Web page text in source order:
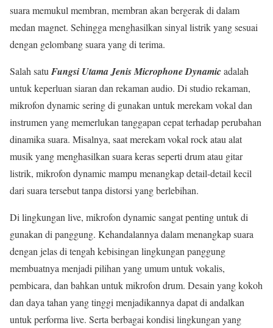
suara memukul membran, membran akan bergerak di dalam
medan magnet. Sehingga menghasilkan sinyal listrik yang sesuai
dengan gelombang suara yang di terima.
Salah satu Fungsi Utama Jenis Microphone Dynamicadalah
untuk keperluan siaran dan rekaman audio. Di studio rekaman,
mikrofon dynamic sering di gunakan untuk merekam vokal dan
instrumen yang memerlukan tanggapan cepat terhadap perubahan
dinamika suara. Misalnya, saat merekam vokal rock atau alat
musik yang menghasilkan suara keras seperti drum atau gitar
listrik, mikrofon dynamic mampu menangkap detail-detail kecil
dari suara tersebut tanpa distorsi yang berlebihan.
Di lingkungan live, mikrofon dynamic sangat penting untuk di
gunakan di panggung. Kehandalannya dalam menangkap suara
dengan jelas di tengah kebisingan lingkungan panggung
membuatnya menjadi pilihan yang umum untuk vokalis,
pembicara, dan bahkan untuk mikrofon drum. Desain yang kokoh
dan daya tahan yang tinggi menjadikannya dapat di andalkan
untuk performa live. Serta berbagai kondisi lingkungan yang